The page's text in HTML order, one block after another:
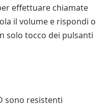
effettuare chiamate
il volume e rispondi o
solo tocco dei pulsanti
sono resistenti